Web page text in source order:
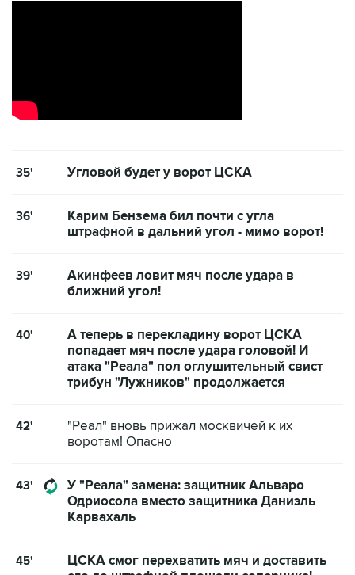
35' Угловой будет у ворот ЦСКА
36'
Карим Бензема бил почти с угла
штрафной в дальний угол - мимо ворот!
39'
Акинфеев ловит мяч после удара в
ближний угол!
40'
А теперь в перекладину ворот ЦСКА
попадает мяч после удара головой! И
атака "Реала" пол оглушительный свист
трибун "Лужников" продолжается
42'
"Реал" вновь прижал москвичей к их
воротам! Опасно
43'
У "Реала" замена: защитник Альваро
Одриосола вместо защитника Даниэль
Карвахаль
45'
ЦСКА смог перехватить мяч и доставить